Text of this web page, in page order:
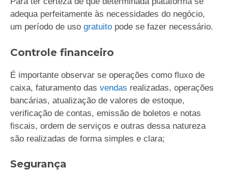
adequa perfeitamente às necessidades do negócio,
um período de uso gratuito pode se fazer necessário.
Controle financeiro
É importante observar se operações como fluxo de
caixa, faturamento das vendas realizadas, operações
bancárias, atualização de valores de estoque,
verificação de contas, emissão de boletos e notas
fiscais, ordem de serviços e outras dessa natureza
são realizadas de forma simples e clara;
Segurança